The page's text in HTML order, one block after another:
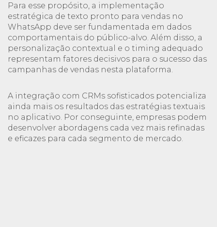
Para esse propósito, a implementação
estratégica de texto pronto para vendas no
WhatsApp deve ser fundamentada em dados
comportamentais do público-alvo. Além disso, a
personalização contextual e o timing adequado
representam fatores decisivos para o sucesso das
campanhas de vendas nesta plataforma.
A integração com CRMs sofisticados potencializa
ainda mais os resultados das estratégias textuais
no aplicativo. Por conseguinte, empresas podem
desenvolver abordagens cada vez mais refinadas
e eficazes para cada segmento de mercado.